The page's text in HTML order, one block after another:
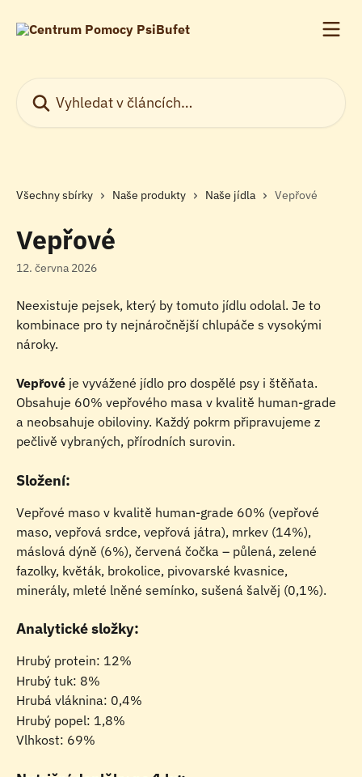
Všechny sbírky Naše produkty Naše jídla Vepřové
Vepřové
12. června 2026
Neexistuje pejsek, který by tomuto jídlu odolal. Je to
kombinace pro ty nejnáročnější chlupáče s vysokými
nároky.
Vepřové je vyvážené jídlo pro dospělé psy i štěňata.
Obsahuje 60% vepřového masa v kvalitě human-grade
a neobsahuje obiloviny. Každý pokrm připravujeme z
pečlivě vybraných, přírodních surovin.
Složení:
Vepřové maso v kvalitě human-grade 60% (vepřové
maso, vepřová srdce, vepřová játra), mrkev (14%),
máslová dýně (6%), červená čočka – půlená, zelené
fazolky, květák, brokolice, pivovarské kvasnice,
minerály, mleté lněné semínko, sušená šalvěj (0,1%).
Analytické složky:
Hrubý protein: 12%
Hrubý tuk: 8%
Hrubá vláknina: 0,4%
Hrubý popel: 1,8%
Vlhkost: 69%